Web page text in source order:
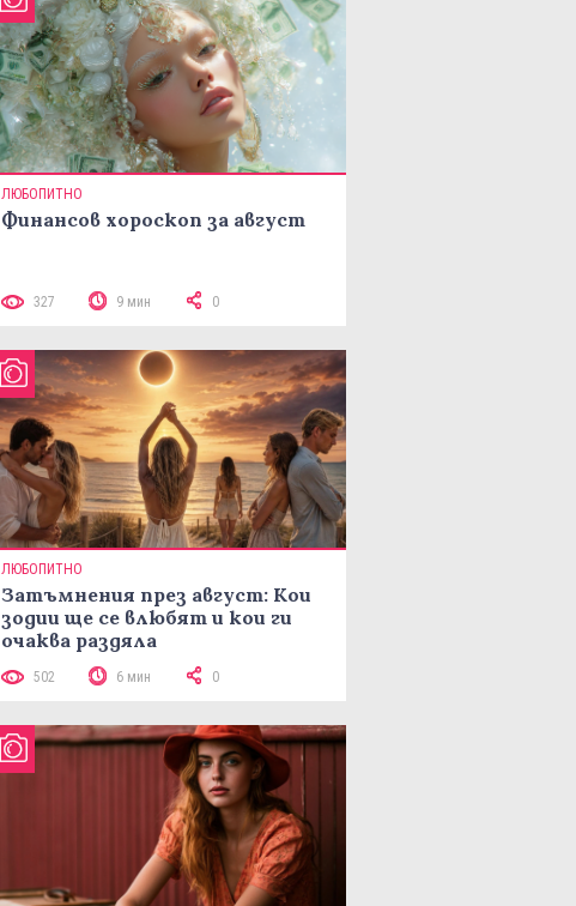
ЛЮБОПИТНО
Финансов хороскоп за август
327 9 мин 0
ЛЮБОПИТНО
Затъмнения през август: Кои
зодии ще се влюбят и кои ги
очаква раздяла
502 6 мин 0